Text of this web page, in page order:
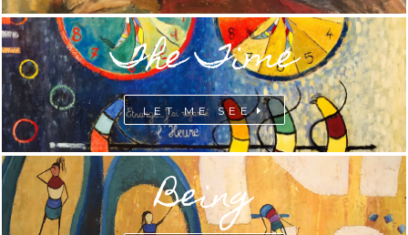
The Time
LET ME SEE
Being